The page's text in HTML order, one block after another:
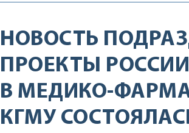
НОВОСТЬ
ПРОЕКТЫ РОССИИ
В МЕДИКО-
КГМУ